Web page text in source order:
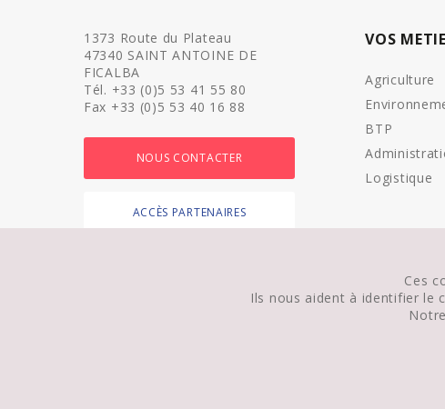
1373 Route du Plateau
47340 SAINT ANTOINE DE
FICALBA
Tél. +33 (0)5 53 41 55 80
Fax +33 (0)5 53 40 16 88
NOUS CONTACTER
ACCÈS PARTENAIRES
VOS
Agriculture
BTP
Logistique
Ces
Ils nous aident à identifier le